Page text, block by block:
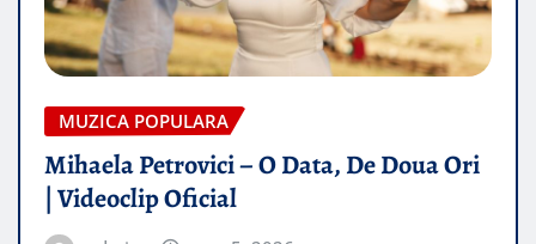
MUZICA POPULARA
Mihaela Petrovici – O Data, De Doua Ori
| Videoclip Oficial